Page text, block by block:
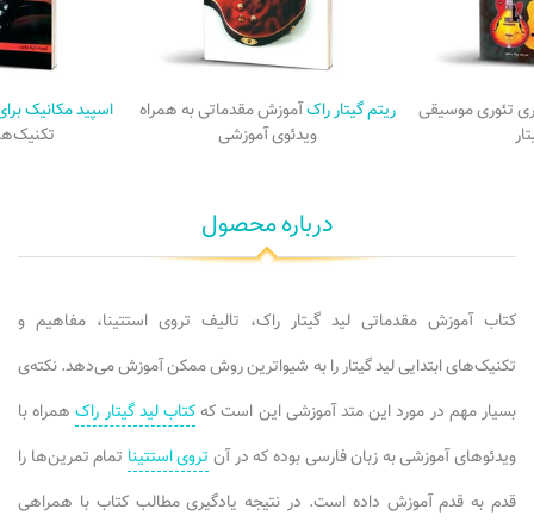
تئوری موسیقی
ریتم گیتار راکآموزش مقدماتی به همراه
ویدئوی آموزشی
اسپید مکانیک
درباره محصول
کتاب آموزش مقدماتی لید گیتار راک، تالیف تروی استتینا، مفاهیم و
تکنیک‌های ابتدایی لید گیتار را به شیواترین روش ممکن آموزش می‌دهد. نکته‌ی
بسیار مهم در مورد این متد آموزشی این است کهکتاب لید گیتار راکهمراه با
ویدئوهای آموزشی به زبان فارسی بوده که در آن تروی استتینا تمام تمرین‌ها را
قدم به قدم آموزش داده است. در نتیجه یادگیری مطالب کتاب با همراهی